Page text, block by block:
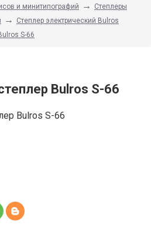
и минитипографий
Степлеры
Cтеплер электрический Bulros
S-66
Bulros S-66